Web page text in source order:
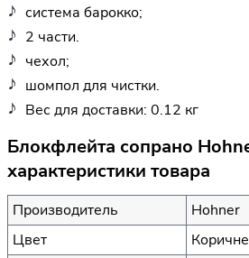
система барокко;
2 части.
чехол;
шомпол для чистки.
Вес для доставки: 0.12 кг
Блокфлейта сопрано
характеристики товара
Производитель
Hohner
Цвет